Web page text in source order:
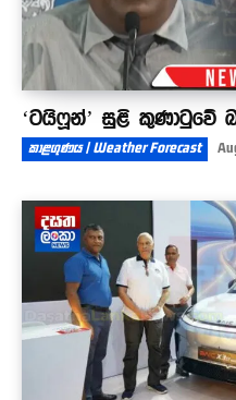
‘ටයිෆූන්’ සුළි කුණාටුවේ
කාළගුණය | Weather Forecast